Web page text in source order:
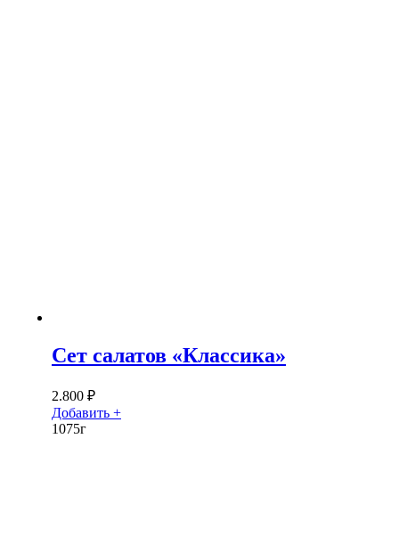
Сет салатов «Классика»
2.800 ₽
Добавить +
1075г